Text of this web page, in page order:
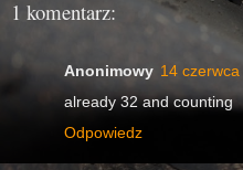
1 komentarz:
Anonimowy 14
already 32 and counting
Odpowiedz